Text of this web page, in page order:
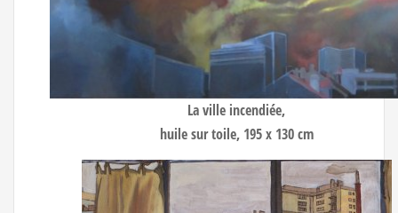
La ville incendiée,
huile sur toile, 195 x 130 cm